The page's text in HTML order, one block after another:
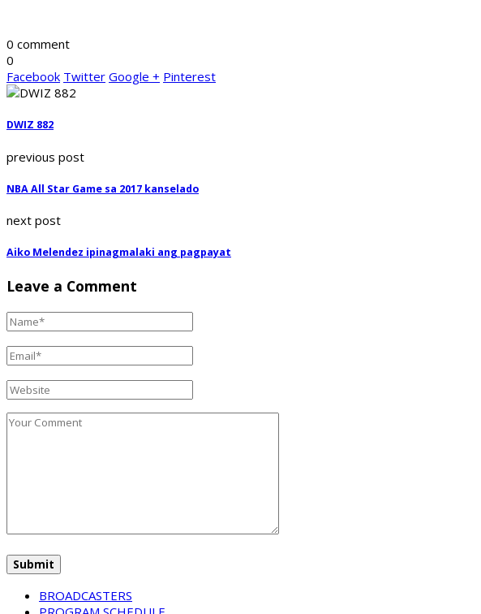
0 comment
0
Facebook Twitter Google + Pinterest
DWIZ 882
previous post
NBA All Star Game sa 2017 kanselado
next post
Aiko Melendez ipinagmalaki ang pagpayat
Leave a Comment
BROADCASTERS